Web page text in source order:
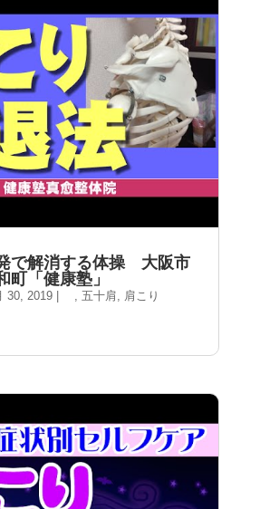
で解消する体操 大阪市
町「健康塾」
30, 2019| 五十肩 肩こり